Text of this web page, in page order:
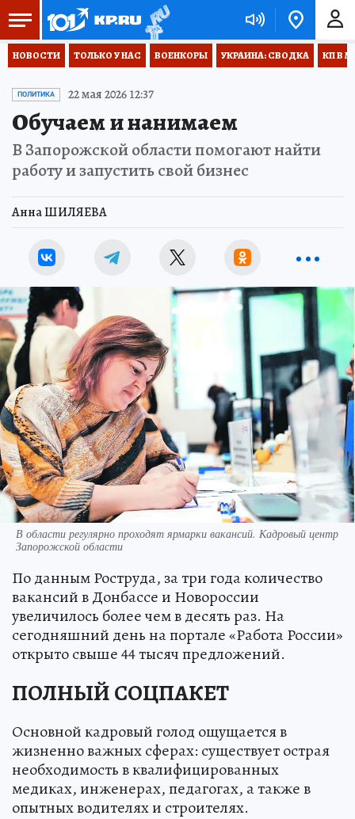
НОВОСТИ ТОЛЬКО У НАС ВОЕНКОРЫ УКРАИНА: СВОДКА КП В
ПОЛИТИКА 22 мая 2026 12:37
Обучаем и нанимаем
В Запорожской области помогают найти
работу и запустить свой бизнес
Анна ШИЛЯЕВА
В области регулярно проходят ярмарки вакансий. Кадровый центр
Запорожской области
По данным Роструда, за три года количество
вакансий в Донбассе и Новороссии
увеличилось более чем в десять раз. На
сегодняшний день на портале «Работа России»
открыто свыше 44 тысяч предложений.
ПОЛНЫЙ СОЦПАКЕТ
Основной кадровый голод ощущается в
жизненно важных сферах: существует острая
необходимость в квалифицированных
медиках, инженерах, педагогах, а также в
опытных водителях и строителях.